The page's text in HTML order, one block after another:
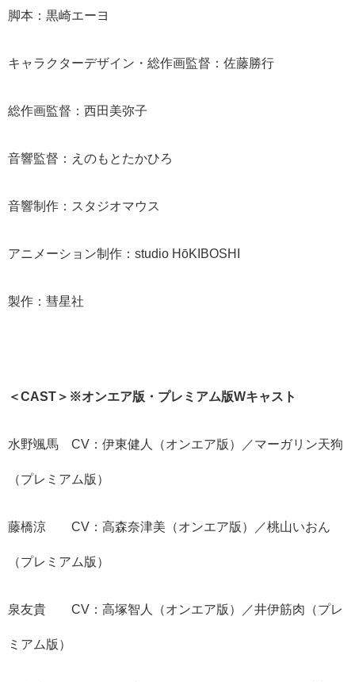
脚本：黒崎エーヨ
キャラクターデザイン・総作画監督：佐藤勝行
総作画監督：西田美弥子
音響監督：えのもとたかひろ
音響制作：スタジオマウス
アニメーション制作：studio HōKIBOSHI
製作：彗星社
＜CAST＞※オンエア版・プレミアム版Wキャスト
水野颯馬 CV：伊東健人（オンエア版）／マーガリン天狗
（プレミアム版）
藤橋涼 CV：高森奈津美（オンエア版）／桃山いおん
（プレミアム版）
泉友貴 CV：高塚智人（オンエア版）／井伊筋肉（プレ
ミアム版）